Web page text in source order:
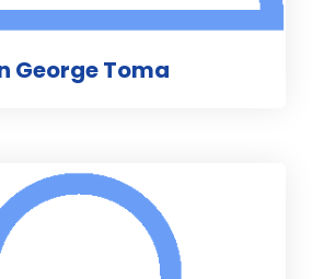
George Toma